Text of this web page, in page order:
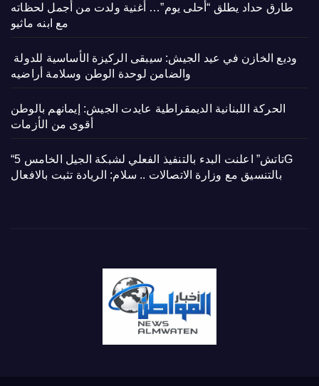
طارق حداد يطلق “أحلى يوم”… أغنية ولدت من أجمل لحظاته
مع ابنه ماثيو
والضامن لوحدة الوطن وسلامة أراضيه
الحركة اللبنانية الديمقراطية عايدت الجيش: إيمانهم بالوطن
أقوى من الأزمات
“تاتش” اعلنت البدء بالتنفيذ الفعلي لشبكة الجيل الخامس 5G
بالتنسيق مع وزارة الاتصالات .. سلام: الريادة تثبت بالافعال